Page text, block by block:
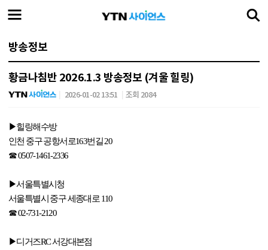
방송정보
황금나침반 2026.1.3 방송정보 (겨울 힐링)
2026-01-02 13:51 조회 2084
▶힐링해수방
인천 중구 공항서로163번길20
☎0507-1461-2336
▶서울특별시청
서울특별시 중구 세종대로 110
☎02-731-2120
▶디거즈RC서강대본점